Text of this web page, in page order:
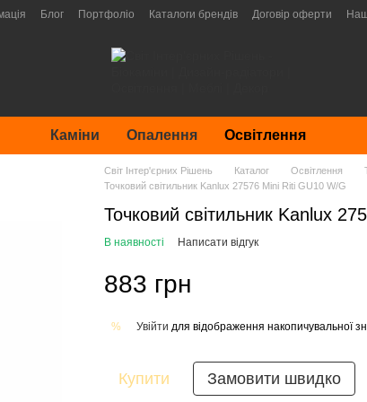
Блог Портфоліо Каталоги брендів Договір оферти
Каміни Опалення Освітлення
Світ Інтер'єрних Рішень Каталог Освітлення
Точковий світильник Kanlux 27576 Mini Riti GU10 W/G
Точковий світильник Kanlux
В наявності Написати відгук
883 грн
% Увійти для відображення накопичувальної
Купити Замовити швидко